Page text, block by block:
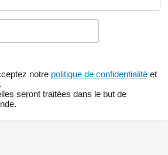
notre politique de confidentialité et
.
seront traitées dans le but de